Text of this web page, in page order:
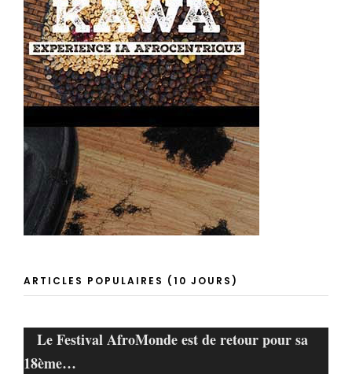
ARTICLES POPULAIRES (10 JOURS)
Le Festival AfroMonde est de retour pour sa
18ème…